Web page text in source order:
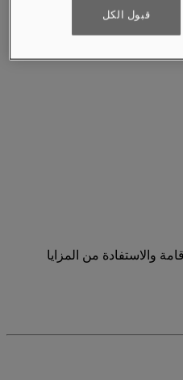
والاستفادة من المزايا
قبول الكل